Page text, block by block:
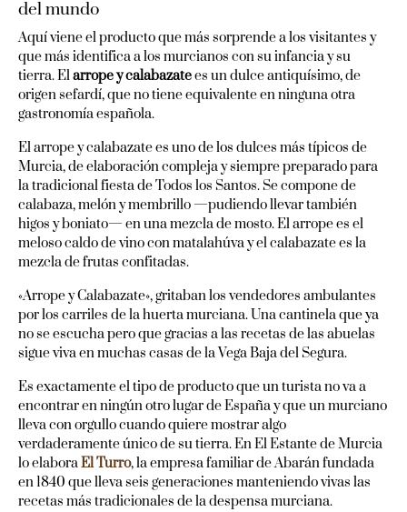
del mundo
Aquí viene el producto que más sorprende a los visitantes y
que más identifica a los murcianos con su infancia y su
tierra. Elarrope y calabazatees un dulce antiquísimo, de
origen sefardí, que no tiene equivalente en ninguna otra
gastronomía española.
El arrope y calabazate es uno de los dulces más típicos de
Murcia, de elaboración compleja y siempre preparado para
la tradicional fiesta de Todos los Santos. Se compone de
calabaza, melón y membrillo —pudiendo llevar también
higos y boniato— en una mezcla de mosto. El arrope es el
meloso caldo de vino con matalahúva y el calabazate es la
mezcla de frutas confitadas.
«Arrope y Calabazate», gritaban los vendedores ambulantes
por los carriles de la huerta murciana. Una cantinela que ya
no se escucha pero que gracias a las recetas de las abuelas
sigue viva en muchas casas de la Vega Baja del Segura.
Es exactamente el tipo de producto que un turista no va a
encontrar en ningún otro lugar de España y que un murciano
lleva con orgullo cuando quiere mostrar algo
verdaderamente único de su tierra. En El Estante de Murcia
lo elaboraEl Turro, la empresa familiar de Abarán fundada
en 1840 que lleva seis generaciones manteniendo vivas las
recetas más tradicionales de la despensa murciana.